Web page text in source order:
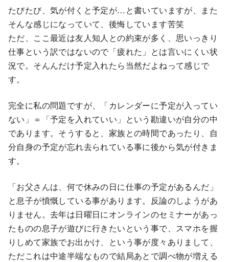
たびたび、気が付くと予定が…と書いていますが、また
そんな感じになっていて、後悔しています苦笑
ただ、ここ最近は友人知人との約束が多く、思いっきり
仕事という訳ではないので「疲れた」とは言いにくい状
況で。そんんだけ予定入れたら当然だよねって感じで
す。
完全に私の問題ですが、「カレンダーに予定が入ってい
ない」＝「予定を入れていい」という勘違いが自分の中
であります。そうすると、家族との時間であったり、自
分自身の予定が忘れ去られている事に後から気が付きま
す。
「お父さんは、何で休みの日に仕事の予定があるんだ」
と息子が憤慨している事があります。反論のしようがあ
りません。去年は日曜日にオンラインのセミナーがあっ
たものの息子が遊びに行きたいという事で、スマホを握
りしめて家族でお出かけ、という事が度々ありまして、
ただこれは中途半端なもので結局あとで調べ物が増える